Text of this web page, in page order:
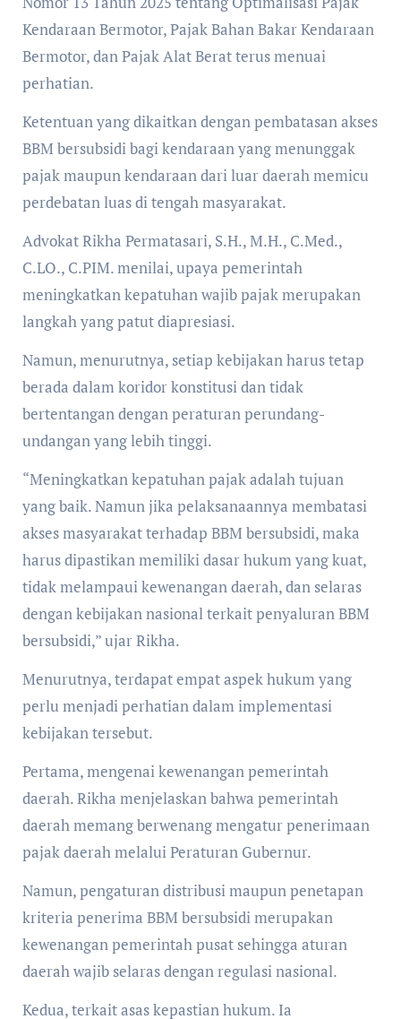
Kendaraan Bermotor, Pajak Bahan Bakar Kendaraan
Bermotor, dan Pajak Alat Berat terus menuai
perhatian.
Ketentuan yang dikaitkan dengan pembatasan akses
BBM bersubsidi bagi kendaraan yang menunggak
pajak maupun kendaraan dari luar daerah memicu
perdebatan luas di tengah masyarakat.
Advokat Rikha Permatasari, S.H., M.H., C.Med.,
C.LO., C.PIM. menilai, upaya pemerintah
meningkatkan kepatuhan wajib pajak merupakan
langkah yang patut diapresiasi.
Namun, menurutnya, setiap kebijakan harus tetap
berada dalam koridor konstitusi dan tidak
bertentangan dengan peraturan perundang-
undangan yang lebih tinggi.
“Meningkatkan kepatuhan pajak adalah tujuan
yang baik. Namun jika pelaksanaannya membatasi
akses masyarakat terhadap BBM bersubsidi, maka
harus dipastikan memiliki dasar hukum yang kuat,
tidak melampaui kewenangan daerah, dan selaras
dengan kebijakan nasional terkait penyaluran BBM
bersubsidi,” ujar Rikha.
Menurutnya, terdapat empat aspek hukum yang
perlu menjadi perhatian dalam implementasi
kebijakan tersebut.
Pertama, mengenai kewenangan pemerintah
daerah. Rikha menjelaskan bahwa pemerintah
daerah memang berwenang mengatur penerimaan
pajak daerah melalui Peraturan Gubernur.
Namun, pengaturan distribusi maupun penetapan
kriteria penerima BBM bersubsidi merupakan
kewenangan pemerintah pusat sehingga aturan
daerah wajib selaras dengan regulasi nasional.
Kedua, terkait asas kepastian hukum. Ia